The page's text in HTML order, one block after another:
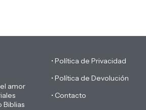
amor
Biblias
• Política de Privacidad
• Política de Devolución
• Contacto